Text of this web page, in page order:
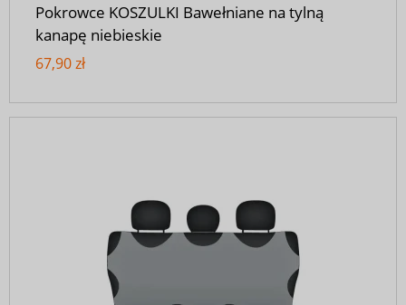
Pokrowce KOSZULKI Bawełniane na tylną
kanapę niebieskie
67,90 zł